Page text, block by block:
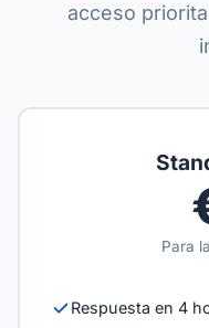
acceso
Para
Respuesta en 4